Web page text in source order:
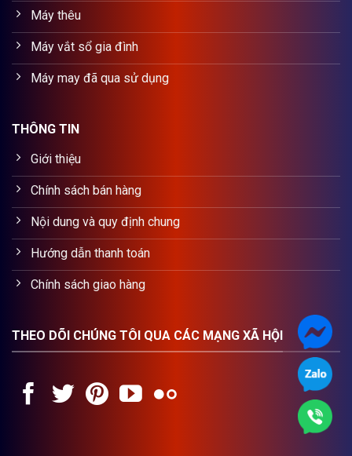
Máy thêu
Máy vắt sổ gia đình
Máy may đã qua sử dụng
THÔNG TIN
Giới thiệu
Chính sách bán hàng
Nội dung và quy định chung
Hướng dẫn thanh toán
Chính sách giao hàng
THEO DÕI CHÚNG TÔI QUA CÁC MẠNG XÃ HỘI